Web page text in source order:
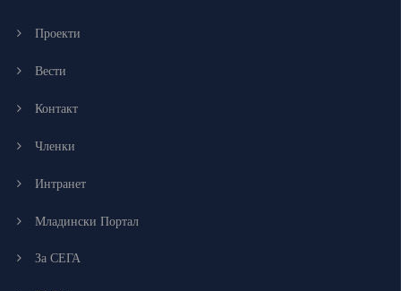
Проекти
Вести
Контакт
Членки
Интранет
Младински Портал
За СЕГА